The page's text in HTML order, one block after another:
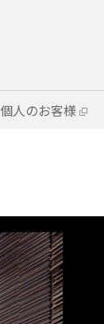
個人のお客様